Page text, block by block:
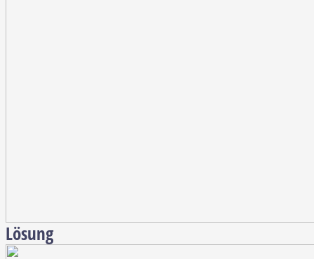
Lösung